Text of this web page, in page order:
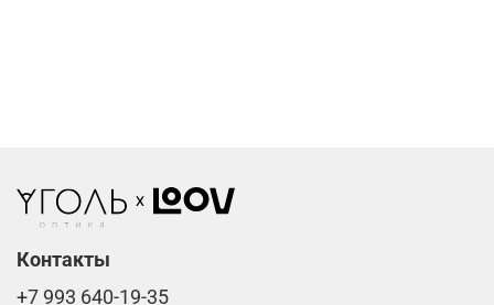
Контакты
+7 993 640-19-35